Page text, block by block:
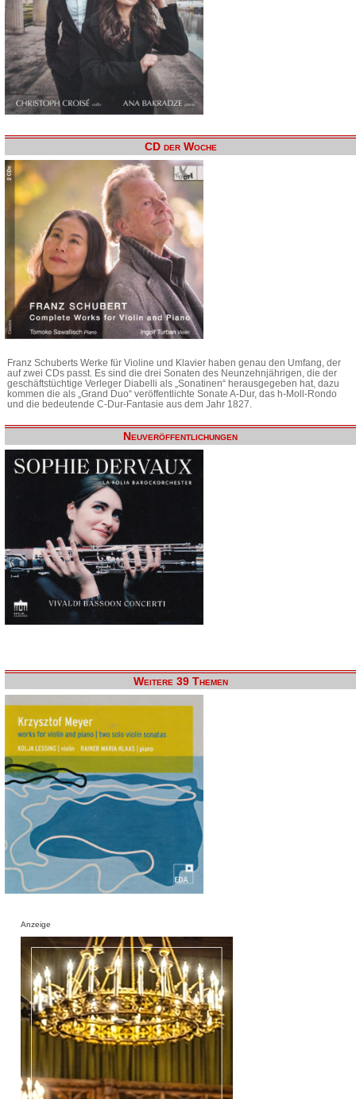
CD der Woche
Franz Schuberts Werke für Violine und Klavier haben genau den Umfang, der
auf zwei CDs passt. Es sind die drei Sonaten des Neunzehnjährigen, die der
geschäftstüchtige Verleger Diabelli als „Sonatinen“ herausgegeben hat, dazu
kommen die als „Grand Duo“ veröffentlichte Sonate A-Dur, das h-Moll-Rondo
und die bedeutende C-Dur-Fantasie aus dem Jahr 1827.
Neuveröffentlichungen
Weitere 39 Themen
Anzeige